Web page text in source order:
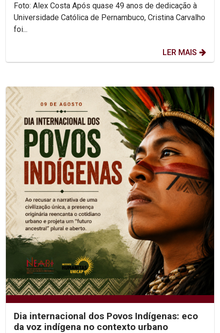
Foto: Alex Costa Após quase 49 anos de dedicação à
Universidade Católica de Pernambuco, Cristina Carvalho
foi...
LER MAIS
Dia internacional dos Povos Indígenas: eco
da voz indígena no contexto urbano